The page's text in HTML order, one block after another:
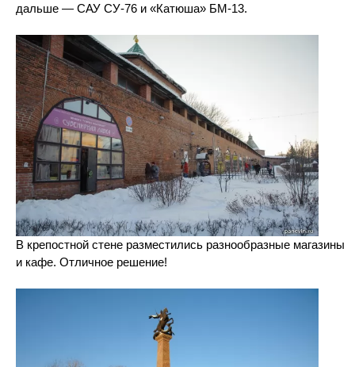
дальше — САУ СУ-76 и «Катюша» БМ-13.
В крепостной стене разместились разнообразные магазины
и кафе. Отличное решение!